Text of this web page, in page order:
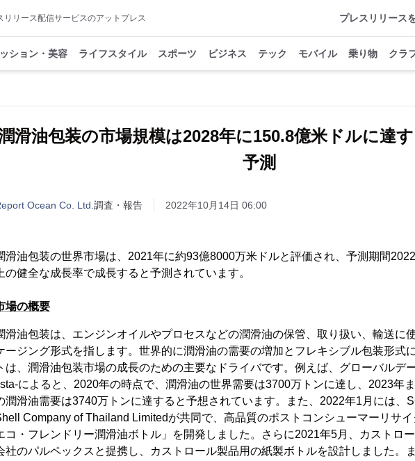
リリース配信サービスのアットプレス プレスリリース
ション・美容 ライフスタイル スポーツ ビジネス テック モバイル 乗り物 クラ
滑油包装の市場規模は2028年に150.8億米ドルに達
予測
Ocean Co. Ltd. 調査・報告 2022年10月14日 06:00
滑油包装の世界市場は、2021年に約93億8000万米ドルと評価され、予測期間
上の健全な成長率で成長すると予測されています。
場の概要
滑油包装は、エンジンオイルやプロセスなどの潤滑油の保管、取り扱い、輸送に
ージング形式を指します。世界的に潤滑油の需要の増加とフレキシブル包装形式
は、潤滑油包装市場の成長のための主要なドライバです。例えば、グローバルデ
によると、2020年の時点で、潤滑油の世界需要は3700万トンに達し、2023年
潤滑油需要は3740万トンに達すると予想されています。また、2022年1月には、
Company of Thailand Limitedが共同で、高品質のポストコンシューマーリサ
コ・フレンドリー潤滑油ボトル」を開発しました。さらに2021年5月、カストロ
社のパルペックスと提携し、カストロール製品用の紙製ボトルを設計しました。